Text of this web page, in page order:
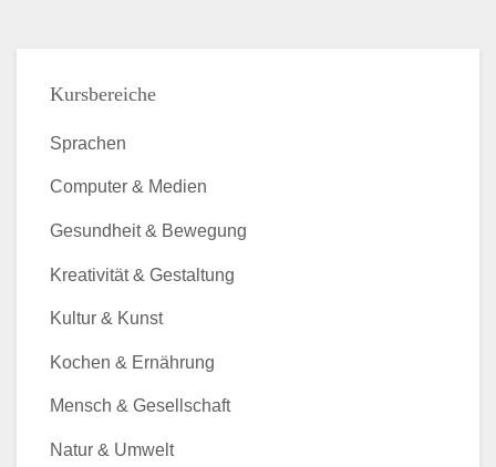
Kursbereiche
Sprachen
Computer & Medien
Gesundheit & Bewegung
Kreativität & Gestaltung
Kultur & Kunst
Kochen & Ernährung
Mensch & Gesellschaft
Natur & Umwelt